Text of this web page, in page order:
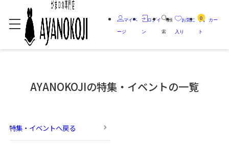
マイペ
ージ
ログイ
ン
検
索
お気に
入り
0 カー
ト
AYANOKOJIの特集・イベントの一覧
特集・イベントへ戻る